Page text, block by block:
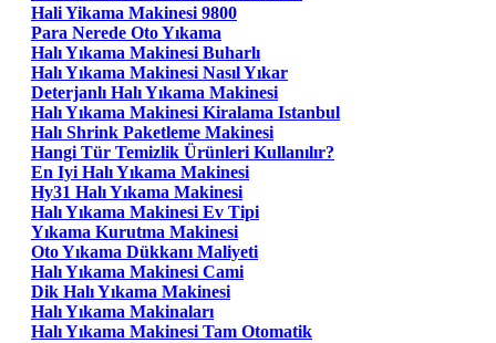
Hali Yikama Makinesi 9800
Para Nerede Oto Yıkama
Halı Yıkama Makinesi Buharlı
Halı Yıkama Makinesi Nasıl Yıkar
Deterjanlı Halı Yıkama Makinesi
Halı Yıkama Makinesi Kiralama Istanbul
Halı Shrink Paketleme Makinesi
Hangi Tür Temizlik Ürünleri Kullanılır?
En Iyi Halı Yıkama Makinesi
Hy31 Halı Yıkama Makinesi
Halı Yıkama Makinesi Ev Tipi
Yıkama Kurutma Makinesi
Oto Yıkama Dükkanı Maliyeti
Halı Yıkama Makinesi Cami
Dik Halı Yıkama Makinesi
Halı Yıkama Makinaları
Halı Yıkama Makinesi Tam Otomatik